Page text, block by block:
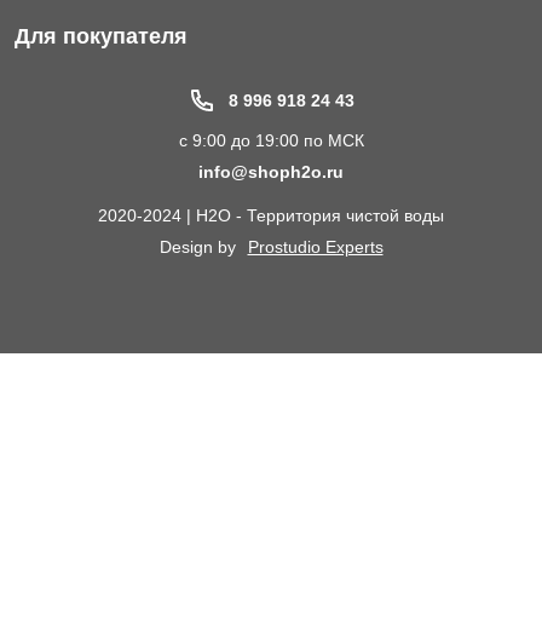
Фильтры для питьевой воды
Электрические Обогреватели
Для покупателя
8 996 918 24 43
с 9:00 до 19:00 по МСК
info@shoph2o.ru
2020-2024 | H2O - Территория чистой воды
Design by
Prostudio Experts